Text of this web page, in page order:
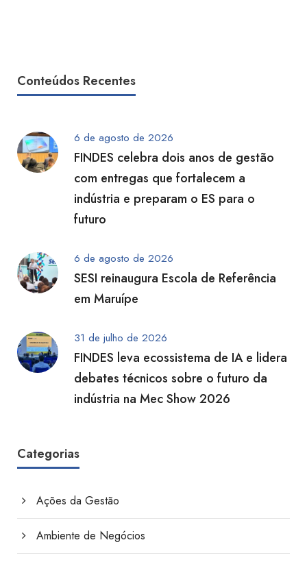
Conteúdos Recentes
6 de agosto de 2026
FINDES celebra dois anos de gestão
com entregas que fortalecem a
indústria e preparam o ES para o
futuro
6 de agosto de 2026
SESI reinaugura Escola de Referência
em Maruípe
31 de julho de 2026
FINDES leva ecossistema de IA e lidera
debates técnicos sobre o futuro da
indústria na Mec Show 2026
Categorias
Ações da Gestão
Ambiente de Negócios